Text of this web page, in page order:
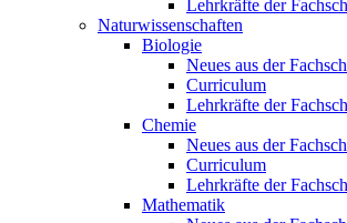
Lehrkräfte der
Naturwissenschaften
Biologie
Neues aus der
Curriculum
Lehrkräfte der
Chemie
Neues aus der
Curriculum
Lehrkräfte der
Mathematik